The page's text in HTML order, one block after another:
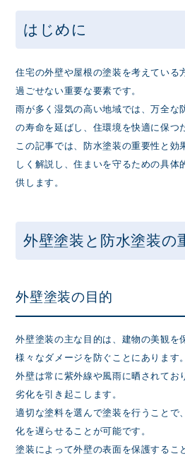
はじめに
住宅の外壁や屋根の塗装を考えている
過ごせない重要な要素です。
雨が多く湿気の高い地域では、万全な
の寿命を延ばし、住環境を快適に保つ
この記事では、防水塗装の重要性と効
しく解説し、住まいを守るための具体
供します。
外壁塗装と防水塗装の
外壁塗装の目的
外壁塗装の主な目的は、建物の美観を
様々なダメージを防ぐことにあります。
外壁は常に紫外線や風雨に晒されてお
劣化を引き起こします。
適切な塗料を選んで塗装を行うことで
化を遅らせることが可能です。
塗装によって外壁の表面を保護するこ